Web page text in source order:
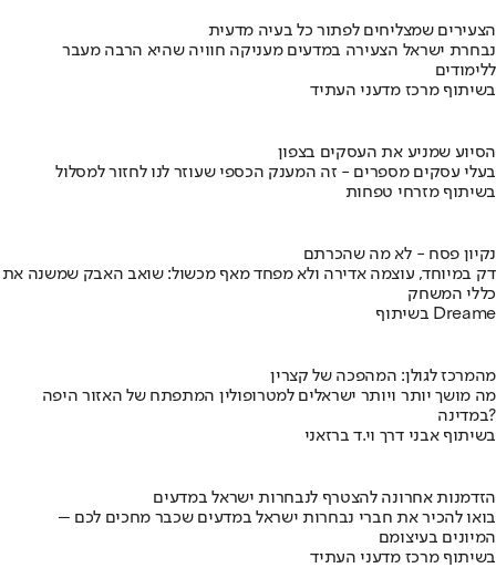
הצעירים שמצליחים לפתור כל בעיה מדעית
נבחרת ישראל הצעירה במדעים מעניקה חוויה שהיא הרבה מעבר
ללימודים
בשיתוף מרכז מדעני העתיד
הסיוע שמניע את העסקים בצפון
בעלי עסקים מספרים - זה המענק הכספי שעוזר לנו לחזור למסלול
בשיתוף מזרחי טפחות
נקיון פסח - לא מה שהכרתם
דק במיוחד, עוצמה אדירה ולא מפחד מאף מכשול: שואב האבק שמשנה את
כללי המשחק
בשיתוף Dreame
מהמרכז לגולן: המהפכה של קצרין
מה מושך יותר ויותר ישראלים למטרופולין המתפתח של האזור היפה
במדינה?
בשיתוף אבני דרך וי.ד ברזאני
הזדמנות אחרונה להצטרף לנבחרות ישראל במדעים
בואו להכיר את חברי נבחרות ישראל במדעים שכבר מחכים לכם –
המיונים בעיצומם
בשיתוף מרכז מדעני העתיד